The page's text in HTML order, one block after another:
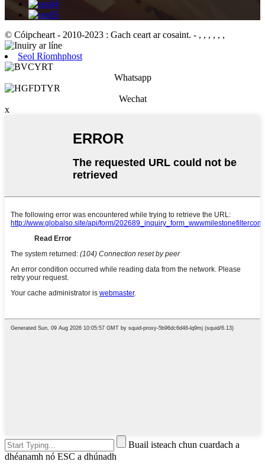
© Cóipcheart - 2010-2023 : Gach ceart ar cosaint. - , , , , , ,
Seol Ríomhphost
Whatsapp
Wechat
x
Buail isteach chun cuardach a
dhéanamh nó ESC a dhúnadh